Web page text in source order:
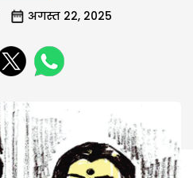
अगस्त 22, 2025